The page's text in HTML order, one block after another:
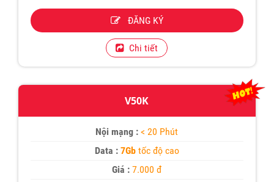
ĐĂNG KÝ
Chi tiết
V50K
Nội mạng : < 20 Phút
Data :7Gb tốc độ cao
Giá :7.000 đ